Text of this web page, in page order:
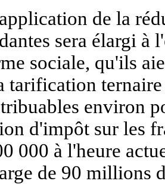
de la
sera élargi à
sociale, qu'ils
tarification
environ
d'impôt sur les
000 à l'heure
de 90 millions